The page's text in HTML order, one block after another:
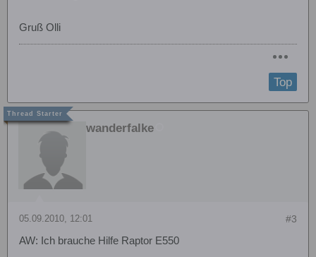
Gruß Olli
Top
wanderfalke
#3
05.09.2010, 12:01
AW: Ich brauche Hilfe Raptor E550